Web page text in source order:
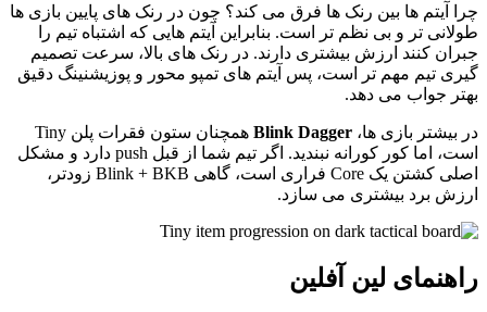
چرا آیتم ها بین رنک ها فرق می کند؟ چون در رنک های پایین بازی ها
طولانی تر و بی نظم تر است. بنابراین آیتم هایی که اشتباه تیم را
جبران کنند ارزش بیشتری دارند. در رنک های بالا، سرعت تصمیم
گیری تیم مهم تر است، پس آیتم های تمپو محور و پوزیشنینگ دقیق
بهتر جواب می دهد.
در بیشتر بازی ها، Blink Dagger
همچنان ستون فقرات پلن Tiny
است، اما کور کورانه نبندید. اگر تیم شما از قبل push دارد و مشکل
اصلی کشتن یک Core فراری است، گاهی Blink + BKB زودتر،
ارزش برد بیشتری می سازد.
راهنمای لین آفلین